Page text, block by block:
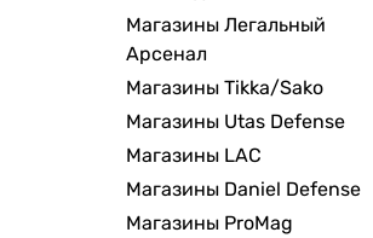
Магазины Легальный
Арсенал
Магазины Tikka/Sako
Магазины Utas Defense
Магазины LAC
Магазины Daniel Defense
Магазины ProMag